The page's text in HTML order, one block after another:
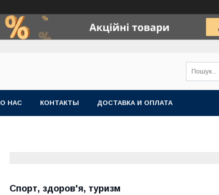
О НАС КОНТАКТЫ ДОСТАВКА И ОПЛАТА
Спорт, здоров'я, туризм